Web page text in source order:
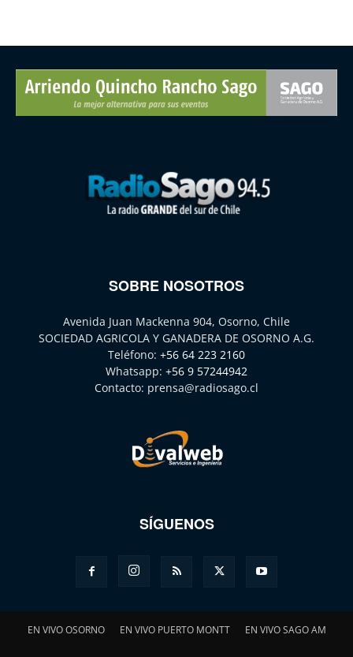
SOBRE NOSOTROS
Avenida Juan Mackenna 904, Osorno, Chile
SOCIEDAD AGRICOLA Y GANADERA DE OSORNO A.G.
Teléfono: +56 64 223 2160
Whatsapp: +56 9 57244942
Contacto: prensa@radiosago.cl
SÍGUENOS
EN VIVO OSORNO EN VIVO PUERTO MONTT EN VIVO SAGO AM